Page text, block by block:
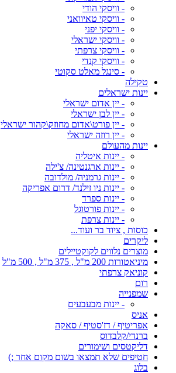
- וויסקי הודי
- וויסקי טאיוואני
- וויסקי יפני
- וויסקי ישראלי
- וויסקי צרפתי
- וויסקי קנדי
- סינגל מאלט סקוטי
טקילה
יינות ישראלים
- יין אדום ישראלי
- יין לבן ישראלי
- יין פורט\אדום מחוזק\קהור ישראלי
- יין רוזה ישראלי
יינות מהעולם
- יינות איטליה
- יינות ארגנטינה/ צ'ילה
- יינות גרמניה/ מולדובה
- יינות ניו זילנד/ דרום אפריקה
- יינות ספרד
- יינות פורטוגל
- יינות צרפת
כוסות , ציוד בר ועוד...
ליקרים
מוצרים נלווים לקוקטיילים
מיניאטורות 200 מ"ל , 375 מ"ל , 500 מ"ל
קוניאק צרפתי
רום
שמפנייה
- יינות מבעבעים
אניס
אפריטיף / דז'סטיף / סאקה
ברנדי/קלבדוס
דליקטסים ושימורים
חטיפים שלא תמצאו בשום מקום אחר ;)
בלוג